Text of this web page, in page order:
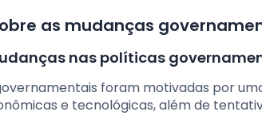
as mudanças
nas políticas
foram motivadas por
e tecnológicas, além de